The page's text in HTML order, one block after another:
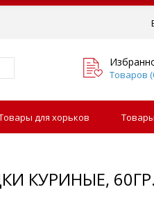
Товаров (
для хорьков
КУРИНЫЕ, 60ГР.